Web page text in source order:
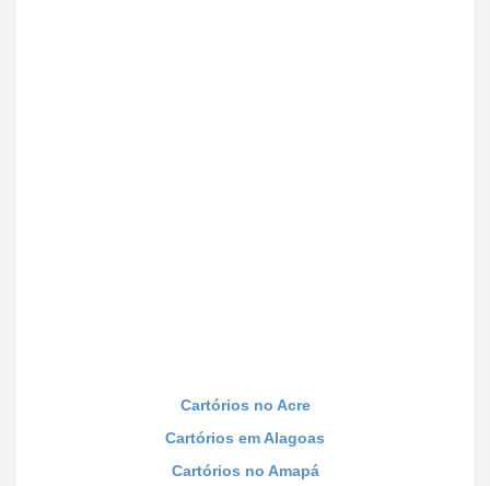
Cartórios no Acre
Cartórios em Alagoas
Cartórios no Amapá